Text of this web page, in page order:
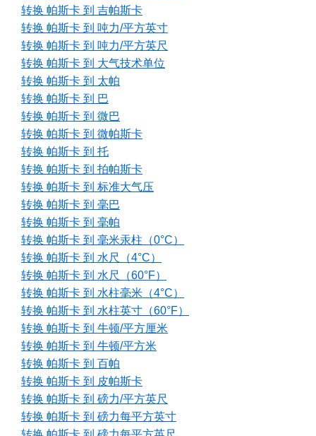
转换 帕斯卡 到 吉帕斯卡
转换 帕斯卡 到 吨力/平方英寸
转换 帕斯卡 到 吨力/平方英尺
转换 帕斯卡 到 大气技术单位
转换 帕斯卡 到 太帕
转换 帕斯卡 到 巴
转换 帕斯卡 到 微巴
转换 帕斯卡 到 微帕斯卡
转换 帕斯卡 到 托
转换 帕斯卡 到 拍帕斯卡
转换 帕斯卡 到 标准大气压
转换 帕斯卡 到 毫巴
转换 帕斯卡 到 毫帕
转换 帕斯卡 到 毫米汞柱（0°C）
转换 帕斯卡 到 水尺（4°C）
转换 帕斯卡 到 水尺（60°F）
转换 帕斯卡 到 水柱毫米（4°C）
转换 帕斯卡 到 水柱英寸（60°F）
转换 帕斯卡 到 牛顿/平方厘米
转换 帕斯卡 到 牛顿/平方米
转换 帕斯卡 到 百帕
转换 帕斯卡 到 皮帕斯卡
转换 帕斯卡 到 磅力/平方英尺
转换 帕斯卡 到 磅力每平方英寸